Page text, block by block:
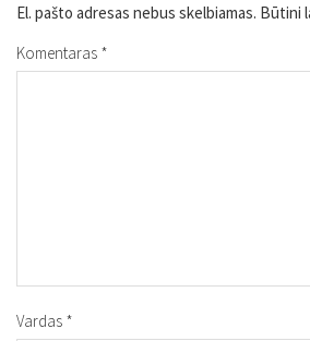
El. pašto adresas nebus skelbiamas. Būtini
Komentaras *
Vardas *